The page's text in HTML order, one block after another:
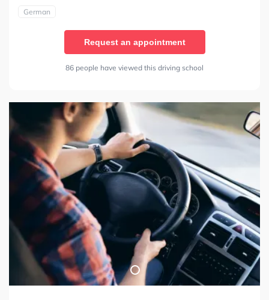
German
Request an appointment
86 people have viewed this driving school